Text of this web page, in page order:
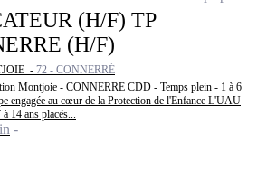
(H/F) TP
(H/F)
- 72 - CONNERRÉ
Montjoie - CONNERRE CDD - Temps plein - 1 à 6
engagée au cœur de la Protection de l'Enfance L'UAU
14 ans placés...